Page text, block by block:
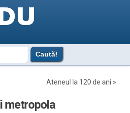
Ateneul la 120 de ani »
metropola